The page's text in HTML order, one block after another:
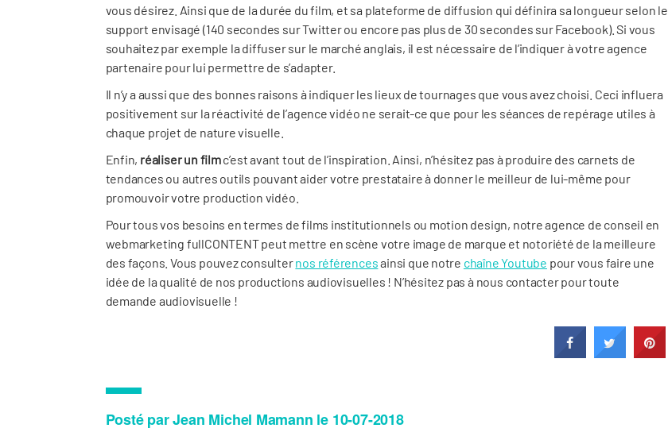
vous désirez. Ainsi que de la durée du film, et sa plateforme de diffusion qui définira sa longueur selon le
support envisagé (140 secondes sur Twitter ou encore pas plus de 30 secondes sur Facebook). Si vous
souhaitez par exemple la diffuser sur le marché anglais, il est nécessaire de l’indiquer à votre agence
partenaire pour lui permettre de s’adapter.
Il n’y a aussi que des bonnes raisons à indiquer les lieux de tournages que vous avez choisi. Ceci influera
positivement sur la réactivité de l’agence vidéo ne serait-ce que pour les séances de repérage utiles à
chaque projet de nature visuelle.
Enfin, réaliser un filmc’est avant tout de l’inspiration. Ainsi, n’hésitez pas à produire des carnets de
tendances ou autres outils pouvant aider votre prestataire à donner le meilleur de lui-même pour
promouvoir votre production vidéo.
Pour tous vos besoins en termes de films institutionnels ou motion design, notre agence de conseil en
webmarketing fullCONTENT peut mettre en scène votre image de marque et notoriété de la meilleure
des façons. Vous pouvez consulternos référencesainsi que notre chaîne Youtube pour vous faire une
idée de la qualité de nos productions audiovisuelles ! N’hésitez pas à nous contacter pour toute
demande audiovisuelle !
Posté par Jean Michel Mamann le 10-07-2018